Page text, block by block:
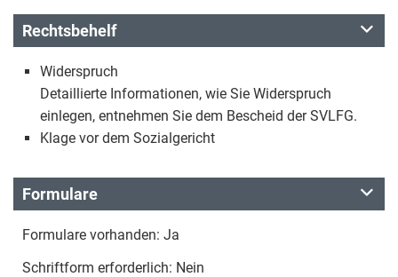
Rechtsbehelf
Widerspruch
Detaillierte Informationen, wie Sie Widerspruch
einlegen, entnehmen Sie dem Bescheid der SVLFG.
Klage vor dem Sozialgericht
Formulare
Formulare vorhanden: Ja
Schriftform erforderlich: Nein